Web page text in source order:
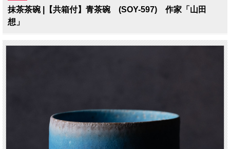
抹茶茶碗 |【共箱付】青茶碗 (SOY-597) 作家「山田
想」